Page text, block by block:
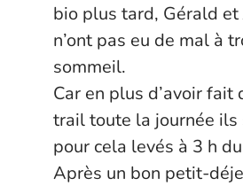
bio plus tard, Gérald et
n’ont pas eu de mal à
sommeil.
Car en plus d’avoir fait
trail toute la journée ils
pour cela levés à 3 h
Après un bon petit-